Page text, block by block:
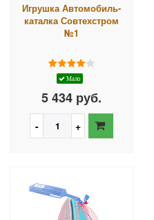
Игрушка Автомобиль-
каталка Совтехстром
№1
Мало
5 434 руб.